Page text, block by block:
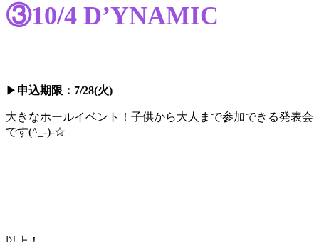
③10/4 D’YNAMIC
▶ 申込期限：7/28(火)
大きなホールイベント！子供から大人まで参加できる発表会
です(^_-)-☆